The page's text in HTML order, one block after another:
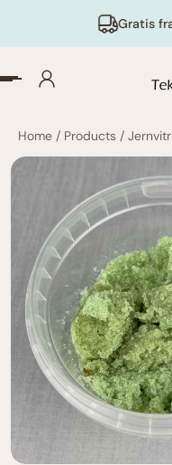
Gratis
Home / Products /